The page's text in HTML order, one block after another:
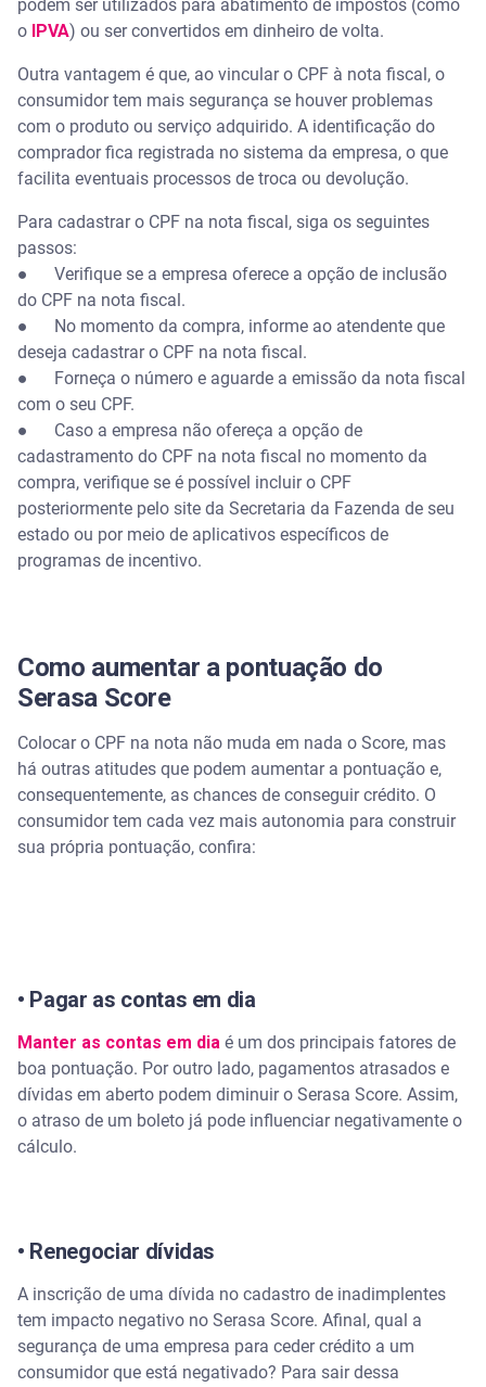
podem ser utilizados para abatimento de impostos (como
o IPVA) ou ser convertidos em dinheiro de volta.
Outra vantagem é que, ao vincular o CPF à nota fiscal, o
consumidor tem mais segurança se houver problemas
com o produto ou serviço adquirido. A identificação do
comprador fica registrada no sistema da empresa, o que
facilita eventuais processos de troca ou devolução.
Para cadastrar o CPF na nota fiscal, siga os seguintes
passos:
● Verifique se a empresa oferece a opção de inclusão
do CPF na nota fiscal.
● No momento da compra, informe ao atendente que
deseja cadastrar o CPF na nota fiscal.
● Forneça o número e aguarde a emissão da nota fiscal
com o seu CPF.
● Caso a empresa não ofereça a opção de
cadastramento do CPF na nota fiscal no momento da
compra, verifique se é possível incluir o CPF
posteriormente pelo site da Secretaria da Fazenda de seu
estado ou por meio de aplicativos específicos de
programas de incentivo.
Como aumentar a pontuação do
Serasa Score
Colocar o CPF na nota não muda em nada o Score, mas
há outras atitudes que podem aumentar a pontuação e,
consequentemente, as chances de conseguir crédito. O
consumidor tem cada vez mais autonomia para construir
sua própria pontuação, confira:
• Pagar as contas em dia
Manter as contas em dia é um dos principais fatores de
boa pontuação. Por outro lado, pagamentos atrasados e
dívidas em aberto podem diminuir o Serasa Score. Assim,
o atraso de um boleto já pode influenciar negativamente o
cálculo.
• Renegociar dívidas
A inscrição de uma dívida no cadastro de inadimplentes
tem impacto negativo no Serasa Score. Afinal, qual a
segurança de uma empresa para ceder crédito a um
consumidor que está negativado? Para sair dessa